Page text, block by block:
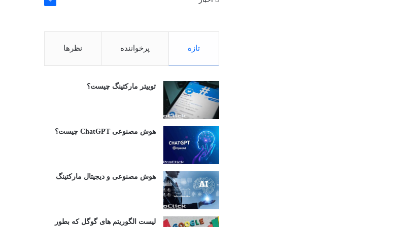
تازه پرخواننده نظرها
توییتر مارکتینگ چیست؟
هوش مصنوعی ChatGPT چیست؟
هوش مصنوعی و دیجیتال مارکتینگ
لیست الگوریتم های گوگل که بطور